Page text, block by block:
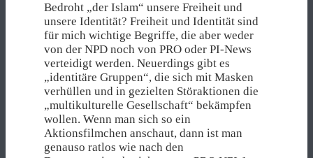
Bedroht „der Islam“ unsere Freiheit und
unsere Identität? Freiheit und Identität sind
für mich wichtige Begriffe, die aber weder
von der NPD noch von PRO oder PI-News
verteidigt werden. Neuerdings gibt es
„identitäre Gruppen“, die sich mit Masken
verhüllen und in gezielten Störaktionen die
„multikulturelle Gesellschaft“ bekämpfen
wollen. Wenn man sich so ein
Aktionsfilmchen anschaut, dann ist man
genauso ratlos wie nach den